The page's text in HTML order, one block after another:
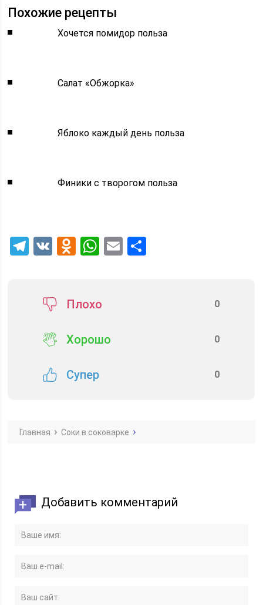
Похожие рецепты
Хочется помидор польза
Салат «Обжорка»
Яблоко каждый день польза
Финики с творогом польза
Telegram
VK Odnoklassniki
WhatsApp
Email
Плохо 0
Хорошо 0
Супер 0
Главная Соки в соковарке
Добавить комментарий